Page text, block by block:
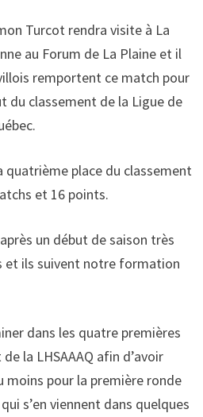
Turcot rendra visite à La
au Forum de La Plaine et il
remportent ce match pour
du classement de la Ligue de
quatrième place du classement
et 16 points.
un début de saison très
et ils suivent notre formation
dans les quatre premières
la LHSAAAQ afin d’avoir
moins pour la première ronde
s’en viennent dans quelques